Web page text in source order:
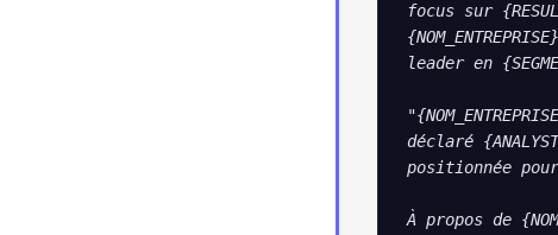
focus sur
leader en
déclaré
positionnée
À propos de